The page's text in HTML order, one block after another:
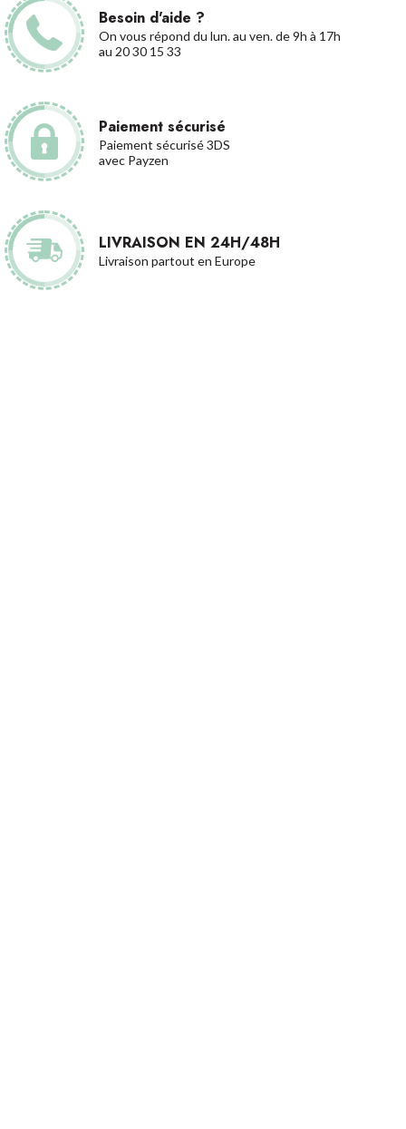
Besoin d'aide ?
On vous répond du lun. au ven. de 9h à 17h
au 20 30 15 33
Paiement sécurisé
Paiement sécurisé 3DS
avec Payzen
LIVRAISON EN 24H/48H
Livraison partout en Europe